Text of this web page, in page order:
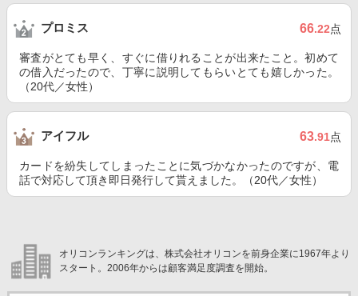
プロミス 66.22点
審査がとても早く、すぐに借りれることが出来たこと。初めて
の借入だったので、丁寧に説明してもらいとても嬉しかった。
（20代／女性）
アイフル 63.91点
カードを紛失してしまったことに気づかなかったのですが、電
話で対応して頂き即日発行して貰えました。（20代／女性）
オリコンランキングは、株式会社オリコンを前身企業に1967年より
スタート。2006年からは顧客満足度調査を開始。